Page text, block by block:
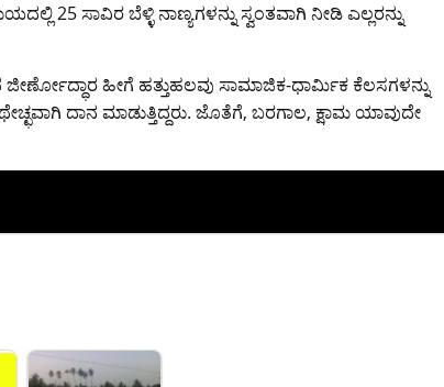
25 ಸಾವಿರ ಬೆಳ್ಳಿ ನಾಣ್ಯಗಳನ್ನು ಸ್ವಂತವಾಗಿ ನೀಡಿ ಎಲ್ಲರನ್ನು
ಜೀರ್ಣೋದ್ಧಾರ ಹೀಗೆ ಹತ್ತುಹಲವು ಸಾಮಾಜಿಕ-ಧಾರ್ಮಿಕ ಕೆಲಸಗಳನ್ನು
ದಾನ ಮಾಡುತ್ತಿದ್ದರು. ಜೊತೆಗೆ, ಬರಗಾಲ, ಕ್ಷಾಮ ಯಾವುದೇ